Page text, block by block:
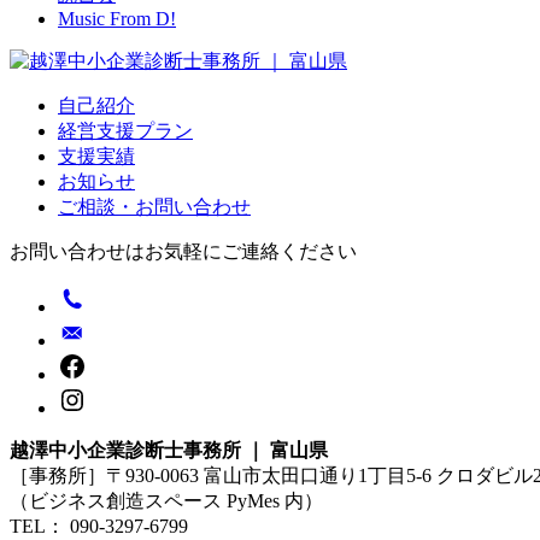
Music From D!
自己紹介
経営支援プラン
支援実績
お知らせ
ご相談・お問い合わせ
お問い合わせはお気軽にご連絡ください
越澤中小企業診断士事務所 ｜ 富山県
［事務所］〒930-0063 富山市太田口通り1丁目5-6 クロダビル
（ビジネス創造スペース PyMes 内）
TEL： 090-3297-6799